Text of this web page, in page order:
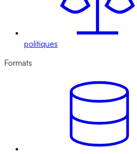
politiques
Formats